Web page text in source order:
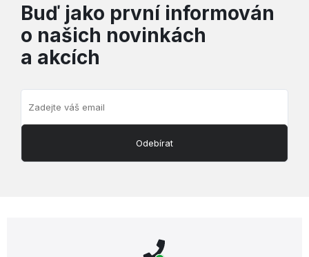
Buď jako první informován
o našich novinkách
a akcích
Odebírat